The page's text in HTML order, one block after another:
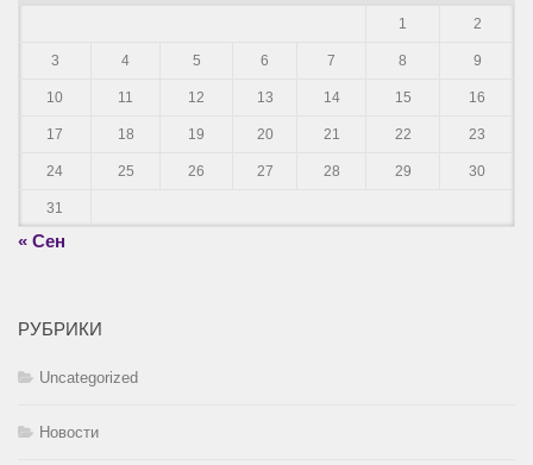
1 2
3 4 5 6 7 8 9
10 11 12 13 14 15 16
17 18 19 20 21 22 23
24 25 26 27 28 29 30
31
« Сен
РУБРИКИ
Uncategorized
Новости